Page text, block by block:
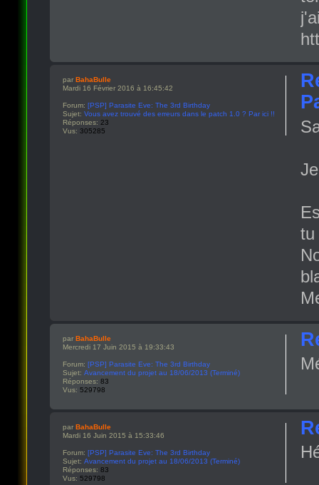
tu
par BahaBulle
Mardi 16 Février 2016 à 16:45:42
Forum: [PSP] Parasite Eve: The 3rd Birthday
Sujet: Vous avez trouvé des erreurs dans le patch 1.0 ? Par ici !!
Réponses: 23
Vus: 305285
par BahaBulle
Mercredi 17 Juin 2015 à 19:33:43
Forum: [PSP] Parasite Eve: The 3rd Birthday
Sujet: Avancement du projet au 18/06/2013 (Terminé)
Réponses: 83
Vus: 529798
par BahaBulle
Mardi 16 Juin 2015 à 15:33:46
Forum: [PSP] Parasite Eve: The 3rd Birthday
Sujet: Avancement du projet au 18/06/2013 (Terminé)
Réponses: 83
Vus: 529798